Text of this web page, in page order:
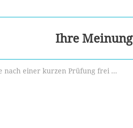
Ihre Meinung